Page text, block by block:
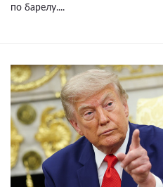
по барелу....